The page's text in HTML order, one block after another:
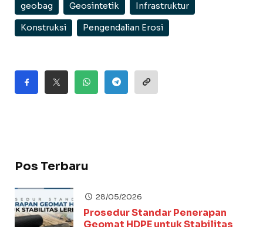
geobag Geosintetik Infrastruktur
Konstruksi Pengendalian Erosi
Pos Terbaru
28/05/2026
Prosedur Standar Penerapan
Geomat HDPE untuk Stabilitas